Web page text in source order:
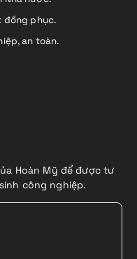
đồng phục.
an toàn.
Hoàn Mỹ để được tư
công nghiệp.